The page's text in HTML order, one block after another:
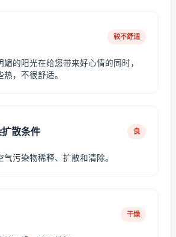
较不舒适
媚的阳光在给您带来好心情的同时，
，不很舒适。
散条件 良
污染物稀释、扩散和清除。
干燥